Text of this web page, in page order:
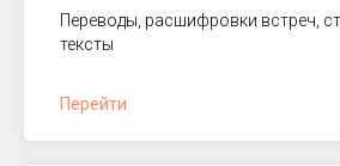
Переводы, расшифровки встреч,
тексты
Перейти